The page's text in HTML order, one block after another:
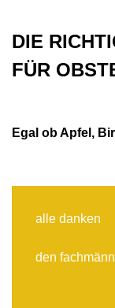
DIE
FÜR
Egal ob Apfel,
alle danken
den